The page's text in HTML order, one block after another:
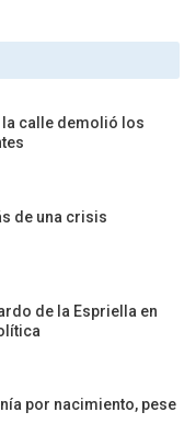
la calle demolió los
de una crisis
de la Espriella en
por nacimiento, pese